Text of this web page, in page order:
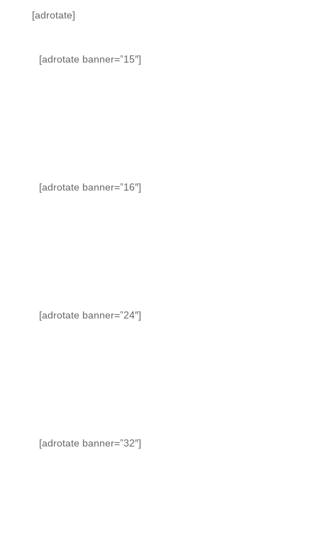
[adrotate]
[adrotate banner=”15″]
[adrotate banner=”16″]
[adrotate banner=”24″]
[adrotate banner=”32″]